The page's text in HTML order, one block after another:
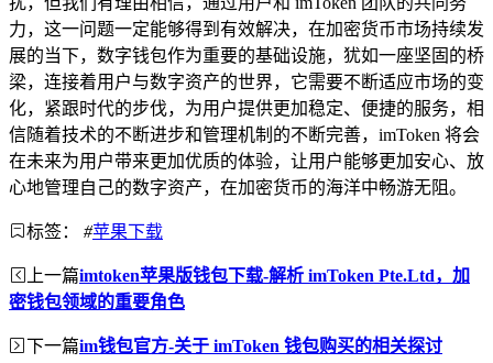
力，这一问题一定能够得到有效解决，在加密货币市场持续发
展的当下，数字钱包作为重要的基础设施，犹如一座坚固的桥
梁，连接着用户与数字资产的世界，它需要不断适应市场的变
化，紧跟时代的步伐，为用户提供更加稳定、便捷的服务，相
信随着技术的不断进步和管理机制的不断完善，imToken 将会
在未来为用户带来更加优质的体验，让用户能够更加安心、放
心地管理自己的数字资产，在加密货币的海洋中畅游无阻。
标签： #苹果下载
上一篇imtoken苹果版钱包下载-解析 imToken Pte.Ltd，加
密钱包领域的重要角色
下一篇im钱包官方-关于 imToken 钱包购买的相关探讨